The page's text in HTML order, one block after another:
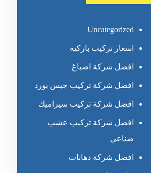
Uncategorized
اسعار تركيب باركيه
افضل شركة اصباغ
افضل شركة تركيب جبس بورد
افضل شركة تركيب سيراميك
افضل شركة تركيب عشب
صناعي
افضل شركة دهانات